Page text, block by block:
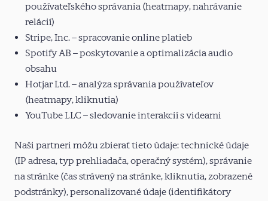
používateľského správania (heatmapy, nahrávanie
relácií)
Stripe, Inc. – spracovanie online platieb
Spotify AB – poskytovanie a optimalizácia audio
obsahu
Hotjar Ltd. – analýza správania používateľov
(heatmapy, kliknutia)
YouTube LLC – sledovanie interakcií s videami
Naši partneri môžu zbierať tieto údaje: technické údaje
(IP adresa, typ prehliadača, operačný systém), správanie
na stránke (čas strávený na stránke, kliknutia, zobrazené
podstránky), personalizované údaje (identifikátory